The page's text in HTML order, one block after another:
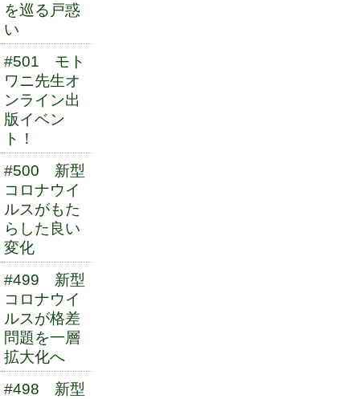
を巡る戸惑
い
#501 モト
ワニ先生オ
ンライン出
版イベン
ト！
#500 新型
コロナウイ
ルスがもた
らした良い
変化
#499 新型
コロナウイ
ルスが格差
問題を一層
拡大化へ
#498 新型